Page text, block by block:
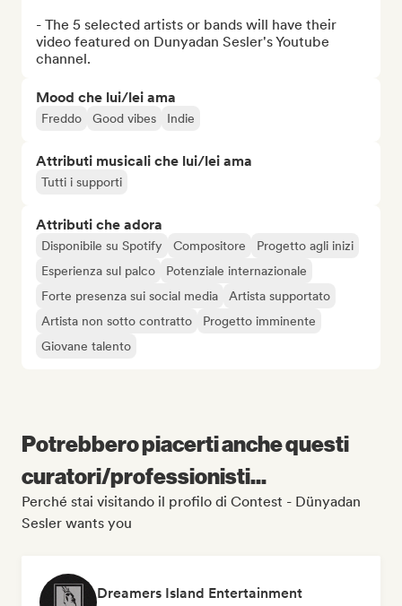
- The 5 selected artists or bands will have their
video featured on Dunyadan Sesler's Youtube
channel.
Mood che lui/lei ama
Freddo Good vibes Indie
Attributi musicali che lui/lei ama
Tutti i supporti
Attributi che adora
Disponibile su Spotify Compositore
Progetto agli inizi
Esperienza sul palco
Potenziale internazionale
Forte presenza sui social media
Artista supportato
Artista non sotto contratto
Progetto imminente
Giovane talento
Potrebbero piacerti anche questi
curatori/professionisti...
Perché stai visitando il profilo di Contest - Dünyadan
Sesler wants you
Dreamers Island Entertainment